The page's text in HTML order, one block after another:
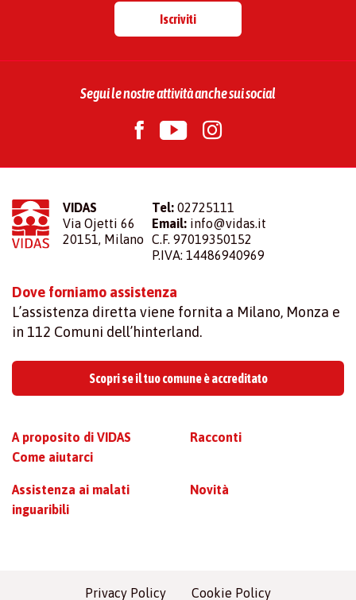
Iscriviti
Segui le nostre attività anche sui social
VIDAS
Via Ojetti 66
20151, Milano
Tel: 02725111
Email: info@vidas.it
C.F. 97019350152
P.IVA: 14486940969
Dove forniamo assistenza
L’assistenza diretta viene fornita a Milano, Monza e
in 112 Comuni dell’hinterland.
Scopri se il tuo comune è accreditato
A proposito di VIDAS
Come aiutarci
Assistenza ai malati
inguaribili
Racconti
Novità
Privacy Policy Cookie Policy